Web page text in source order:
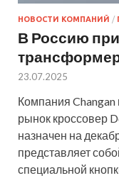
НОВОСТИ КОМПАНИЙ /
В Россию
23.07.2025
Компания Changan
рынок кроссовер
назначен на
представляет
специальной